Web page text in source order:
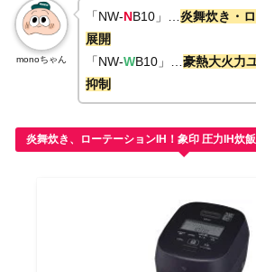
monoちゃん
「NW-NB10」… 炎舞炊き・
展開
「NW-WB10」… 豪熱大火力
抑制
炎舞炊き、ローテーションIH！象印 圧力IH炊